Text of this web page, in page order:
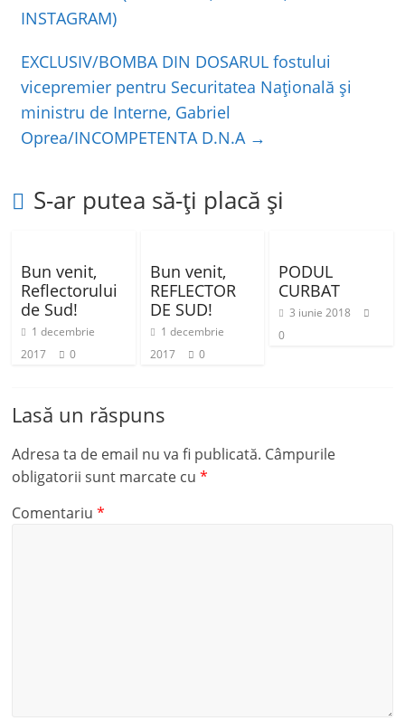
o
k
INSTAGRAM)
EXCLUSIV/BOMBA DIN DOSARUL fostului
vicepremier pentru Securitatea Naţională şi
ministru de Interne, Gabriel
Oprea/INCOMPETENTA D.N.A →
S-ar putea să-ți placă și
Bun venit,
Reflectorului
de Sud!
1 decembrie
2017
0
Bun venit,
REFLECTOR
DE SUD!
1 decembrie
2017
0
PODUL
CURBAT
3 iunie 2018
0
Lasă un răspuns
Adresa ta de email nu va fi publicată. Câmpurile
obligatorii sunt marcate cu*
Comentariu*